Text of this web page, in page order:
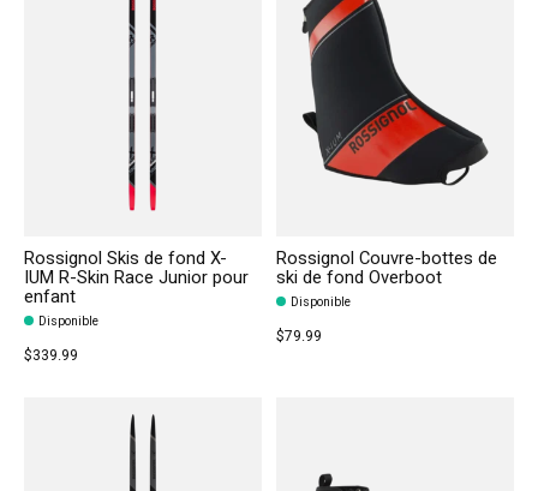
Rossignol Skis de fond X-
IUM R-Skin Race Junior pour
enfant
Disponible
$339.99
Rossignol Couvre-bottes de
ski de fond Overboot
Disponible
$79.99